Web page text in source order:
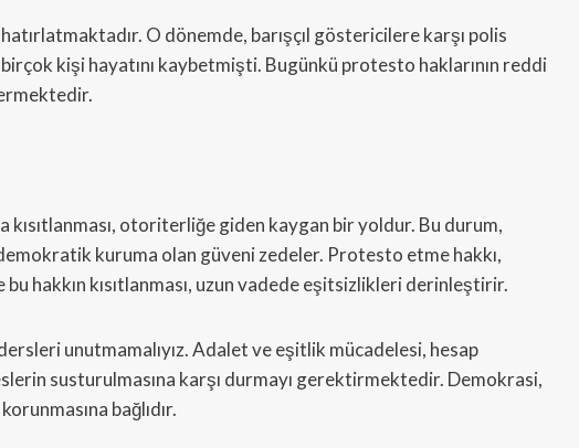
O dönemde, barışçıl göstericilere karşı polis
kişi hayatını kaybetmişti. Bugünkü protesto haklarının reddi
kısıtlanması, otoriterliğe giden kaygan bir yoldur. Bu durum,
kuruma olan güveni zedeler. Protesto etme hakkı,
hakkın kısıtlanması, uzun vadede eşitsizlikleri derinleştirir.
unutmamalıyız. Adalet ve eşitlik mücadelesi, hesap
susturulmasına karşı durmayı gerektirmektedir. Demokrasi,
bağlıdır.